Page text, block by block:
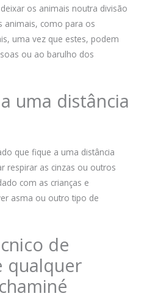
os animais noutra divisão
animais, como para os
uma vez que estes, podem
ou ao barulho dos
uma distância
que fique a uma distância
respirar as cinzas ou outros
com as crianças e
asma ou outro tipo de
de
qualquer